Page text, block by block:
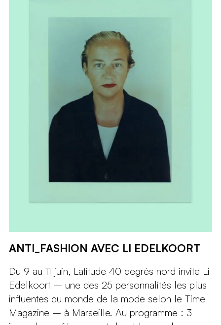
ANTI_FASHION AVEC LI EDELKOORT
Du 9 au 11 juin, Latitude 40 degrés nord invite Li
Edelkoort – une des 25 personnalités les plus
influentes du monde de la mode selon le Time
Magazine – à Marseille. Au programme : 3